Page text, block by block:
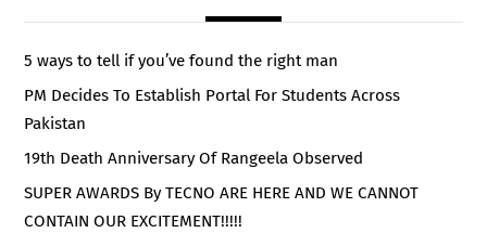
5 ways to tell if you’ve found the right man
PM Decides To Establish Portal For Students Across
Pakistan
19th Death Anniversary Of Rangeela Observed
SUPER AWARDS By TECNO ARE HERE AND WE CANNOT
CONTAIN OUR EXCITEMENT!!!!!